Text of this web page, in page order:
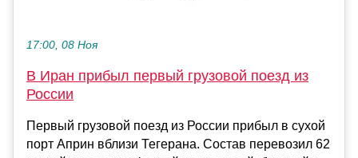
17:00, 08 Ноя
В Иран прибыл первый грузовой поезд из
России
Первый грузовой поезд из России прибыл в сухой
порт Априн вблизи Тегерана. Состав перевозил 62